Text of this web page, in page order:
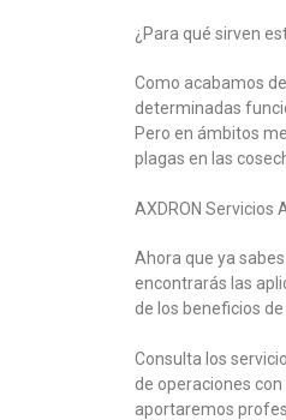
¿Para qué sirven
Como acabamos
determinadas
Pero en ámbitos
plagas en las
AXDRON Servicios
Ahora que ya
encontrarás las
de los beneficios
Consulta los
de operaciones
aportaremos